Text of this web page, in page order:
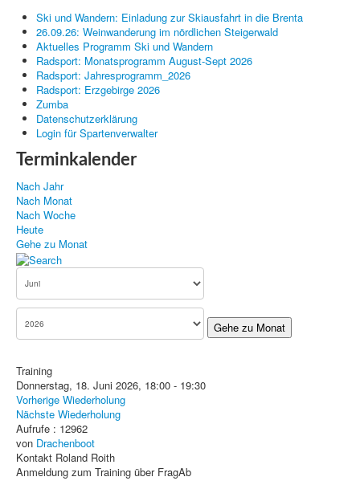
Kanu
Ski und Wandern: Einladung zur Skiausfahrt in die Brenta
26.09.26: Weinwanderung im nördlichen Steigerwald
Aktuelles Programm Ski und Wandern
Radsport: Monatsprogramm August-Sept 2026
Radsport: Jahresprogramm_2026
Radsport: Erzgebirge 2026
Zumba
Datenschutzerklärung
Login für Spartenverwalter
Terminkalender
Nach Jahr
Nach Monat
Nach Woche
Heute
Gehe zu Monat
Gehe zu Monat
Training
Donnerstag, 18. Juni 2026, 18:00 - 19:30
Vorherige Wiederholung
Nächste Wiederholung
Aufrufe : 12962
von Drachenboot
Kontakt Roland Roith
Anmeldung zum Training über FragAb